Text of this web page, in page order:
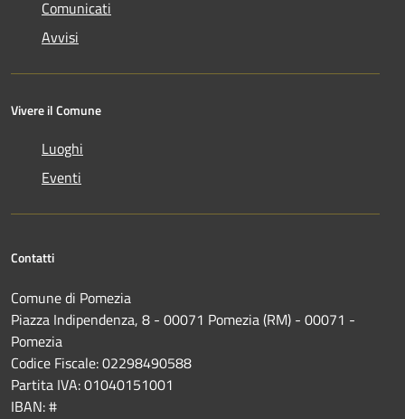
Comunicati
Avvisi
Vivere il Comune
Luoghi
Eventi
Contatti
Comune di Pomezia
Piazza Indipendenza, 8 - 00071 Pomezia (RM) - 00071 -
Pomezia
Codice Fiscale: 02298490588
Partita IVA: 01040151001
IBAN: #